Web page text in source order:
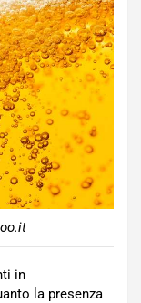
in
la presenza